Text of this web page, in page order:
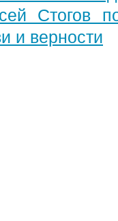
Стогов
и верности